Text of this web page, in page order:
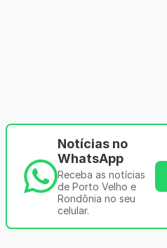
Notícias no
WhatsApp
Receba as notícias
de Porto Velho e
Rondônia no seu
celular.